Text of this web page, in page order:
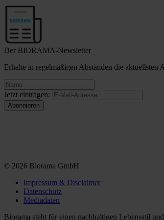
Der BIORAMA-Newsletter
Erhalte in regelmäßigen Abständen die
Jetzt eintragen:
© 2026 Biorama GmbH
Impressum & Disclaimer
Datenschutz
Mediadaten
Biorama steht für einen nachhaltigen Lebensstil